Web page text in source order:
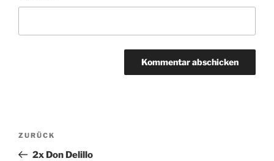
Beitragsnavigation
Vorheriger
Beitrag
ZURÜCK
2x Don Delillo